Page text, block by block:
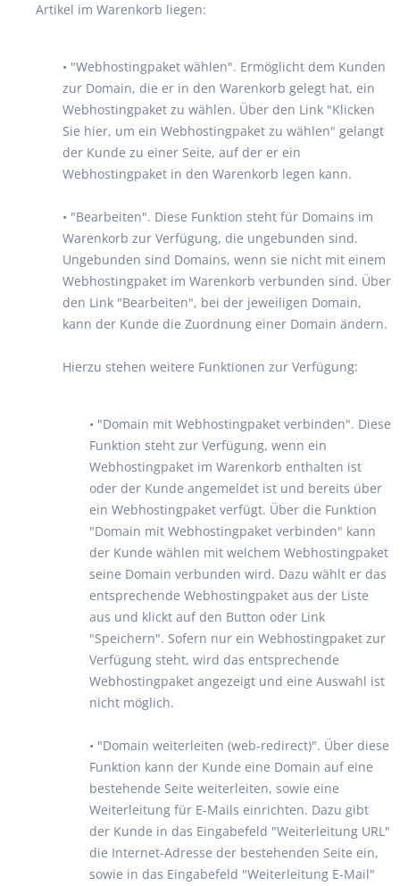
Artikel im Warenkorb liegen:
• "Webhostingpaket wählen". Ermöglicht dem Kunden
zur Domain, die er in den Warenkorb gelegt hat, ein
Webhostingpaket zu wählen. Über den Link "Klicken
Sie hier, um ein Webhostingpaket zu wählen" gelangt
der Kunde zu einer Seite, auf der er ein
Webhostingpaket in den Warenkorb legen kann.
• "Bearbeiten". Diese Funktion steht für Domains im
Warenkorb zur Verfügung, die ungebunden sind.
Ungebunden sind Domains, wenn sie nicht mit einem
Webhostingpaket im Warenkorb verbunden sind. Über
den Link "Bearbeiten", bei der jeweiligen Domain,
kann der Kunde die Zuordnung einer Domain ändern.
Hierzu stehen weitere Funktionen zur Verfügung:
• "Domain mit Webhostingpaket verbinden". Diese
Funktion steht zur Verfügung, wenn ein
Webhostingpaket im Warenkorb enthalten ist
oder der Kunde angemeldet ist und bereits über
ein Webhostingpaket verfügt. Über die Funktion
"Domain mit Webhostingpaket verbinden" kann
der Kunde wählen mit welchem Webhostingpaket
seine Domain verbunden wird. Dazu wählt er das
entsprechende Webhostingpaket aus der Liste
aus und klickt auf den Button oder Link
"Speichern". Sofern nur ein Webhostingpaket zur
Verfügung steht, wird das entsprechende
Webhostingpaket angezeigt und eine Auswahl ist
nicht möglich.
• "Domain weiterleiten (web-redirect)". Über diese
Funktion kann der Kunde eine Domain auf eine
bestehende Seite weiterleiten, sowie eine
Weiterleitung für E-Mails einrichten. Dazu gibt
der Kunde in das Eingabefeld "Weiterleitung URL"
die Internet-Adresse der bestehenden Seite ein,
sowie in das Eingabefeld "Weiterleitung E-Mail"